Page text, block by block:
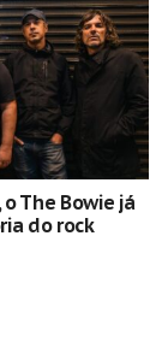
The Bowie já
do rock